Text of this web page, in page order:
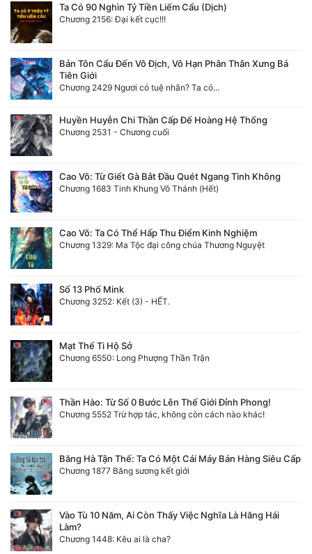
Ta Có 90 Nghìn Tỷ Tiền Liếm Cẩu (Dịch)
Chương 2156: Đại kết cục!!!
Bản Tôn Cẩu Đến Vô Địch, Vô Hạn Phân Thân Xưng Bá
Tiên Giới
Chương 2429 Ngươi có tuệ nhãn? Ta có...
Huyền Huyễn Chi Thần Cấp Đế Hoàng Hệ Thống
Chương 2531 - Chương cuối
Cao Võ: Từ Giết Gà Bắt Đầu Quét Ngang Tinh Không
Chương 1683 Tinh Khung Võ Thánh (Hết)
Cao Võ: Ta Có Thể Hấp Thu Điểm Kinh Nghiệm
Chương 1329: Ma Tộc đại công chúa Thương Nguyệt
Số 13 Phố Mink
Chương 3252: Kết (3) - HẾT.
Mạt Thế Ti Hộ Sở
Chương 6550: Long Phượng Thần Trận
Thần Hào: Từ Số 0 Bước Lên Thế Giới Đỉnh Phong!
Chương 5552 Trừ hợp tác, không còn cách nào khác!
Băng Hà Tận Thế: Ta Có Một Cái Máy Bán Hàng Siêu Cấp
Chương 1877 Băng sương kết giới
Vào Tù 10 Năm, Ai Còn Thấy Việc Nghĩa Là Hăng Hái
Làm?
Chương 1448: Kêu ai là cha?